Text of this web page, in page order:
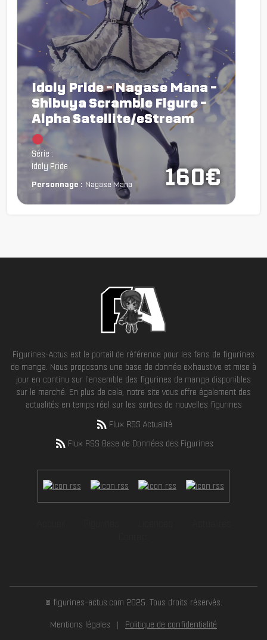
160€
Idoly Pride - Nagase Mana -
Shibuya Scramble Figure -
Alpha Satellite/eStream
Chargement...
Série :
Idoly Pride
Personnage : Nagase Mana
Figurines-Actus est le portail de référence pour les fans de figurines
de manga. Nous proposons une base de donnée exhaustive et mise à
jour en continu sur l'ensemble des figurines de manga disponibles
sur le marché. En plus de cela, notre site vous offre également des
actualités en temps réel sur les sorties de nouvelles figurines
Flux RSS Actualité
Flux RSS Base de Données des Figurines
© figurines-actus.com 2025. Tous droits réservés.
Mentions légales | Politique de confidentialité